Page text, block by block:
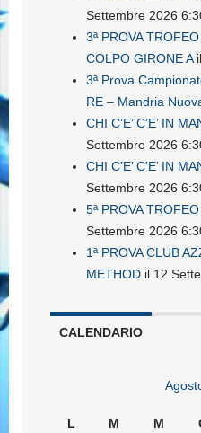
Settembre 2026
3ª PROVA
COLPO GIRONE Ail
3ª Prova
RE – Mandria
CHI C’E’ C’E’ IN
Settembre 2026
CHI C’E’ C’E’ IN
Settembre 2026
5ª PROVA
Settembre 2026
1ª PROVA CLUB
METHOD il 12
CALENDARIO
L M M